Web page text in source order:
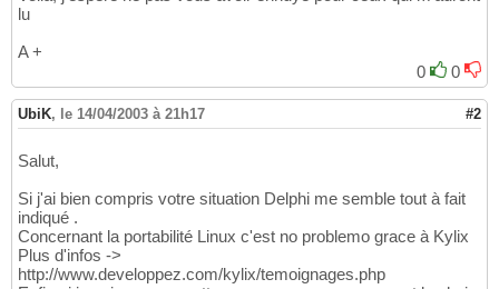
lu
A +
0
0
UbiK, le 14/04/2003 à 21h17 #2
Salut,
Si j'ai bien compris votre situation Delphi me semble tout à fait
indiqué .
Concernant la portabilité Linux c'est no problemo grace à Kylix
Plus d'infos ->
http://www.developpez.com/kylix/temoignages.php